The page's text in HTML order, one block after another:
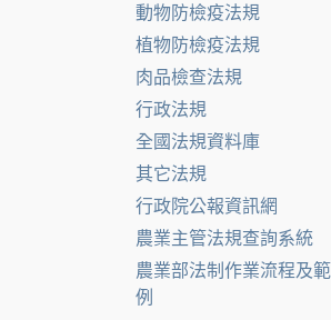
動物防檢疫法規
植物防檢疫法規
肉品檢查法規
行政法規
全國法規資料庫
其它法規
行政院公報資訊網
農業主管法規查詢系統
農業部法制作業流程及範
例